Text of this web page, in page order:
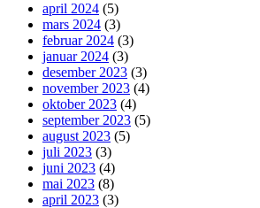
april 2024 (5)
mars 2024 (3)
februar 2024 (3)
januar 2024 (3)
desember 2023 (3)
november 2023 (4)
oktober 2023 (4)
september 2023 (5)
august 2023 (5)
juli 2023 (3)
juni 2023 (4)
mai 2023 (8)
april 2023 (3)